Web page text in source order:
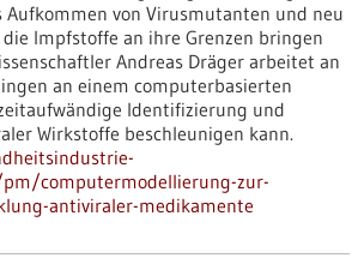
Aufkommen von Virusmutanten und neu
Impfstoffe an ihre Grenzen bringen
Andreas Dräger arbeitet an
an einem computerbasierten
Identifizierung und
Wirkstoffe beschleunigen kann.
computermodellierung-zur-
antiviraler-medikamente